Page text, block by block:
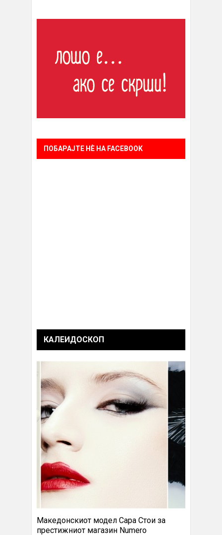
ПОБАРАЈТЕ НÈ НА FACEBOOK
КАЛЕИДОСКОП
Македонскиот модел Сара Стои за
престижниот магазин Numero